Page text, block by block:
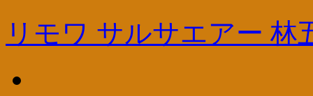
リモワ サルサエアー 林